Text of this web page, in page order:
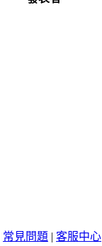
常見問題 | 客服中心